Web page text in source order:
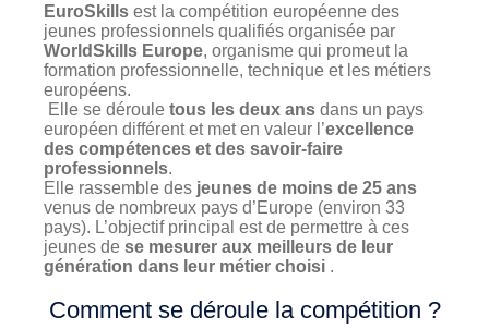
Shanghai 2026
Questions fréquentes
Actualités
Espace presse
Inscription à la newsletter
Espace membres
EuroSkills est la compétition européenne des
jeunes professionnels qualifiés organisée par
WorldSkills Europe, organisme qui promeut la
formation professionnelle, technique et les métiers
européens.
Elle se déroule tous les deux ans dans un pays
européen différent et met en valeur l’excellence
des compétences et des savoir-faire
professionnels.
Elle rassemble des jeunes de moins de 25 ans
venus de nombreux pays d’Europe (environ 33
pays). L’objectif principal est de permettre à ces
jeunes de se mesurer aux meilleurs de leur
génération dans leur métier choisi .
Comment se déroule la compétition ?